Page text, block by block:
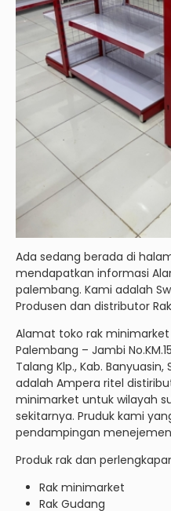
Ada sedang berada di
mendapatkan informasi
palembang. Kami adalah
Produsen dan distributor
Alamat toko rak minimarket
Palembang – Jambi
Talang Klp., Kab.
adalah Ampera ritel
minimarket untuk wilayah
sekitarnya. Pruduk kami
pendampingan
Produk rak dan
Rak minimarket
Rak Gudang